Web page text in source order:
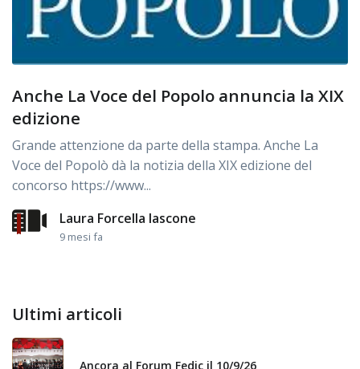
Anche La Voce del Popolo annuncia la XIX
edizione
Grande attenzione da parte della stampa. Anche La
Voce del Popolò dà la notizia della XIX edizione del
concorso https://www...
Laura Forcella Iascone
9 mesi fa
Ultimi articoli
Ancora al Forum Fedic il 10/9/26